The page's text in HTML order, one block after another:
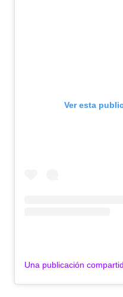
Ver esta
Una publicación